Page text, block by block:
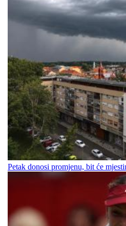
Petak donosi promjenu, bit će